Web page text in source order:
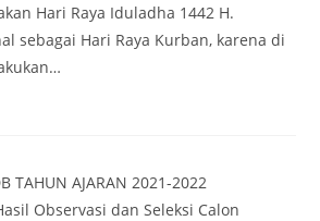
Hari Raya Iduladha 1442 H.
sebagai Hari Raya Kurban, karena di
TAHUN AJARAN 2021-2022
Observasi dan Seleksi Calon